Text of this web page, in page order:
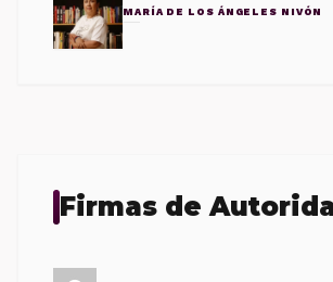
MARÍA DE LOS ÁNGELES NIVÓN
Firmas de